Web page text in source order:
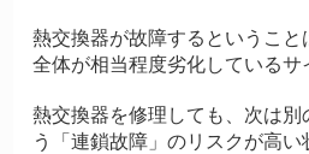
熱交換器が故障するということ
全体が相当程度劣化しているサ
熱交換器を修理しても、次は別
う「連鎖故障」のリスクが高い